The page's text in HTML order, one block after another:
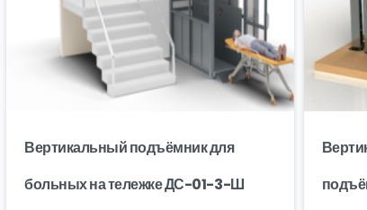
Вертикальный подъёмник для
больных на тележке ДС-01-3-Ш